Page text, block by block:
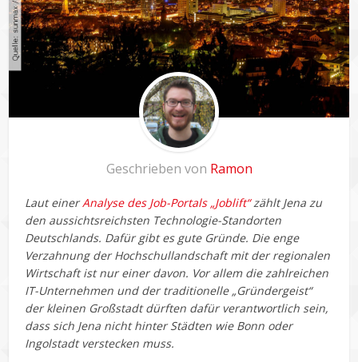
Geschrieben von Ramon
Laut einerAnalyse des Job-Portals „Joblift“zählt Jena zu
den aussichtsreichsten Technologie-Standorten
Deutschlands. Dafür gibt es gute Gründe. Die enge
Verzahnung der Hochschullandschaft mit der regionalen
Wirtschaft ist nur einer davon. Vor allem die zahlreichen
IT-Unternehmen und der traditionelle „Gründergeist“
der kleinen Großstadt dürften dafür verantwortlich sein,
dass sich Jena nicht hinter Städten wie Bonn oder
Ingolstadt verstecken muss.